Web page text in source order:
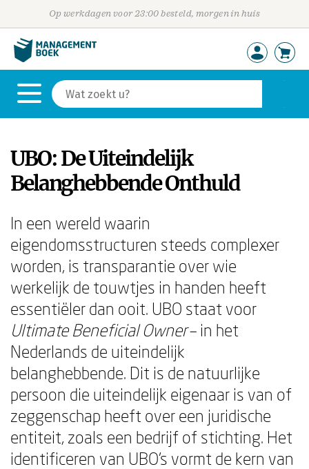
Op werkdagen voor 23:00 besteld, morgen in huis
UBO: De Uiteindelijk
Belanghebbende Onthuld
In een wereld waarin
eigendomsstructuren steeds complexer
worden, is transparantie over wie
werkelijk de touwtjes in handen heeft
essentiëler dan ooit. UBO staat voor
Ultimate Beneficial Owner– in het
Nederlands de uiteindelijk
belanghebbende. Dit is de natuurlijke
persoon die uiteindelijk eigenaar is van of
zeggenschap heeft over een juridische
entiteit, zoals een bedrijf of stichting. Het
identificeren van UBO's vormt de kern van